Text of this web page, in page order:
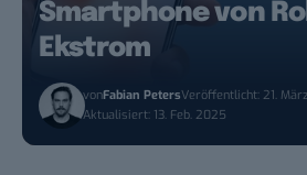
Smartphone von
Ekstrom
vonFabian PetersVeröffentlicht: 21.
Aktualisiert: 13. Feb. 2025